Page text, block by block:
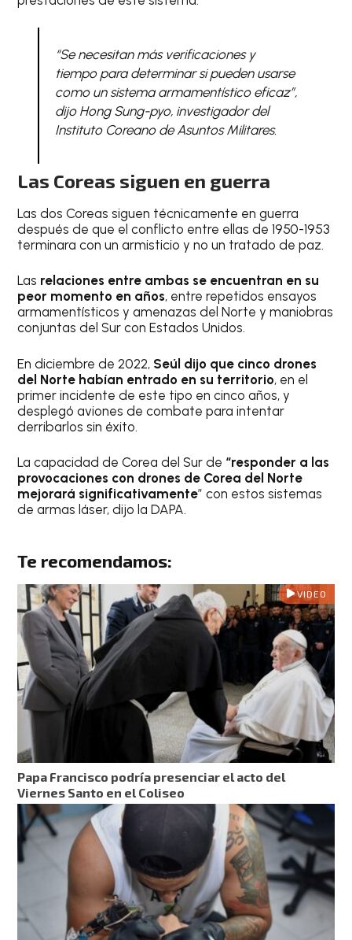
“Se necesitan más verificaciones y
tiempo para determinar si pueden usarse
como un sistema armamentístico eficaz”,
dijo Hong Sung-pyo, investigador del
Instituto Coreano de Asuntos Militares.
Las Coreas siguen en guerra
Las dos Coreas siguen técnicamente en guerra
después de que el conflicto entre ellas de 1950-1953
terminara con un armisticio y no un tratado de paz.
Las relaciones entre ambas se encuentran en su
peor momento en años, entre repetidos ensayos
armamentísticos y amenazas del Norte y maniobras
conjuntas del Sur con Estados Unidos.
En diciembre de 2022, Seúl dijo que cinco drones
del Norte habían entrado en su territorio, en el
primer incidente de este tipo en cinco años, y
desplegó aviones de combate para intentar
derribarlos sin éxito.
La capacidad de Corea del Sur de “responder a las
provocaciones con drones de Corea del Norte
mejorará significativamente” con estos sistemas
de armas láser, dijo la DAPA.
Te recomendamos:
VIDEO
Papa Francisco podría presenciar el acto del
Viernes Santo en el Coliseo